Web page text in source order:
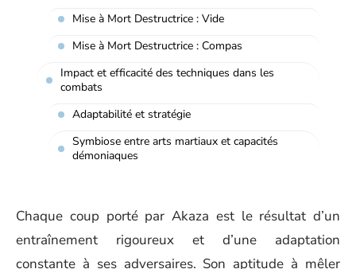
Mise à Mort Destructrice : Vide
Mise à Mort Destructrice : Compas
Impact et efficacité des techniques dans les
combats
Adaptabilité et stratégie
Symbiose entre arts martiaux et capacités
démoniaques
Chaque coup porté par Akaza est le résultat d’un
entraînement rigoureux et d’une adaptation
constante à ses adversaires. Son aptitude à mêler